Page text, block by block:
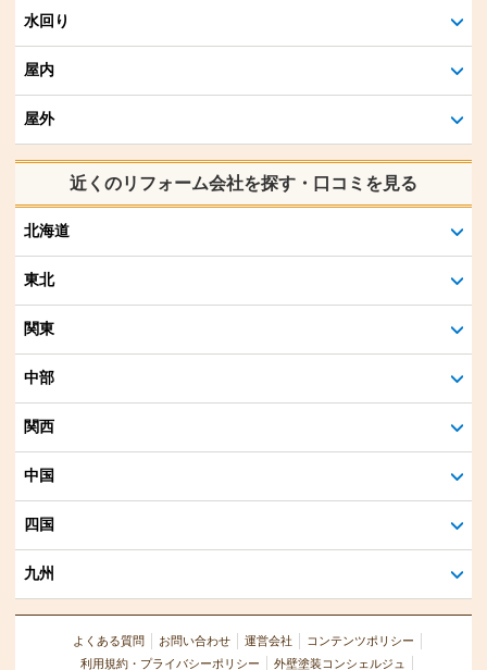
水回り
屋内
屋外
近くのリフォーム会社を探す・口コミを見る
北海道
東北
関東
中部
関西
中国
四国
九州
よくある質問 お問い合わせ 運営会社
コンテンツポリシー
利用規約・プライバシーポリシー
外壁塗装コンシェルジュ